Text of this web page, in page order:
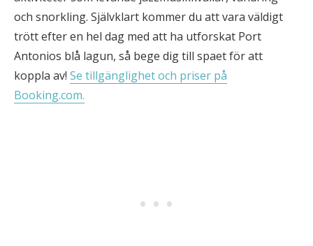
och snorkling. Självklart kommer du att vara väldigt
trött efter en hel dag med att ha utforskat Port
Antonios blå lagun, så bege dig till spaet för att
koppla av! Se tillgänglighet och priser på
Booking.com.